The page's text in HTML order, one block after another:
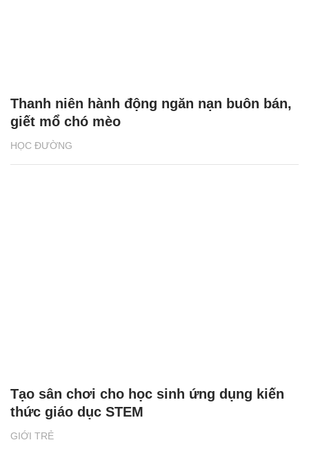
HỌC ĐƯỜNG
Thanh niên hành động ngăn nạn buôn bán,
giết mổ chó mèo
GIỚI TRẺ
Tạo sân chơi cho học sinh ứng dụng kiến
thức giáo dục STEM